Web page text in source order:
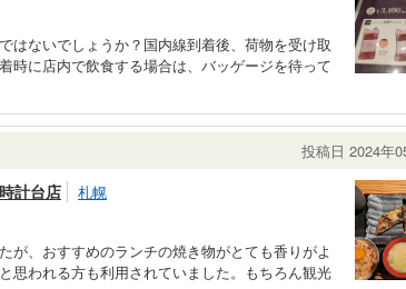
はないでしょうか？国内線到着後、荷物を受け取
時に店内で飲食する場合は、バッゲージを待って
投稿日 2024年
計台店 札幌
が、おすすめのランチの焼き物がとても香りがよ
思われる方も利用されていました。もちろん観光